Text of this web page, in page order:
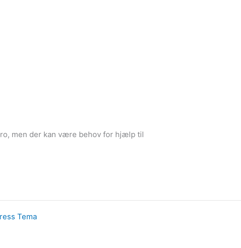
men der kan være behov for hjælp til
Tema